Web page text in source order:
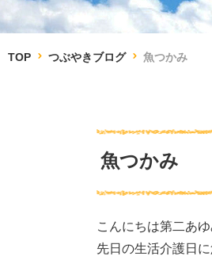
TOP つぶやきブログ 魚つかみ
魚つかみ
こんにちは第二あゆ
先日の生活介護日